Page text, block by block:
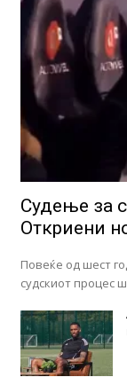
Судење за
Откриени
Повеќе од шест
судскиот процес